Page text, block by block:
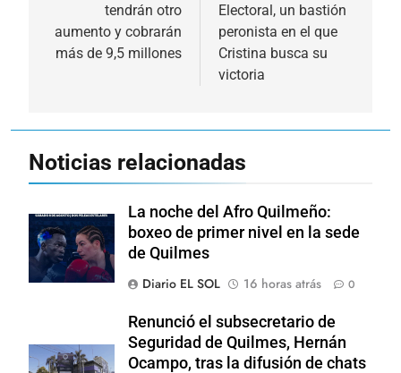
entradas
tendrán otro
aumento y cobrarán
más de 9,5 millones
Electoral, un bastión
peronista en el que
Cristina busca su
victoria
Noticias relacionadas
La noche del Afro Quilmeño:
boxeo de primer nivel en la sede
de Quilmes
Diario EL SOL
16 horas atrás 0
Renunció el subsecretario de
Seguridad de Quilmes, Hernán
Ocampo, tras la difusión de chats